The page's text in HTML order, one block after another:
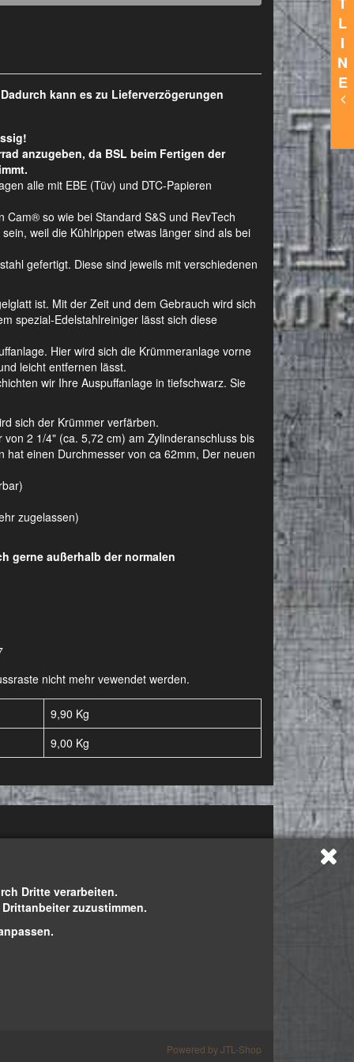
L
I
N
E
Dritte verarbeiten.
zuzustimmen.
kann es zu Lieferverzögerungen
anzugeben, da BSL beim Fertigen der
alle mit EBE (Tüv) und DTC-Papieren
so wie bei Standard S&S und RevTech
weil die Kühlrippen etwas länger sind als bei
gefertigt. Diese sind jeweils mit verschiedenen
ist. Mit der Zeit und dem Gebrauch wird sich
spezial-Edelstahlreiniger lässt sich diese
Hier wird sich die Krümmeranlage vorne
leicht entfernen lässt.
wir Ihre Auspuffanlage in tiefschwarz. Sie
sich der Krümmer verfärben.
2 1/4" (ca. 5,72 cm) am Zylinderanschluss bis
einen Durchmesser von ca 62mm, Der neuen
zugelassen)
gerne außerhalb der normalen
nicht mehr vewendet werden.
9,90 Kg
9,00 Kg
Powered byJTL-Shop